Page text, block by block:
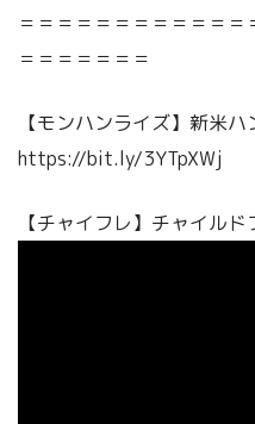
＝＝＝＝＝＝＝＝＝＝＝
＝＝＝＝＝＝＝
【モンハンライズ】新米
https://bit.ly/3YTpXWj
【チャイフレ】チャイル